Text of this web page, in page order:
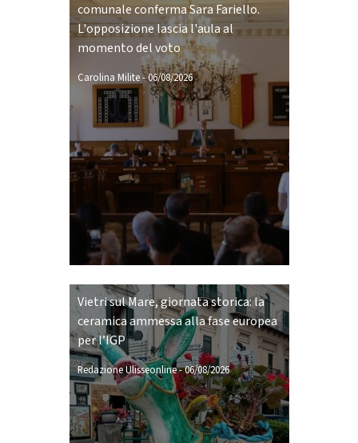
comunale conferma Sara Fariello.
L'opposizione lascia l'aula al
momento del voto
Carolina Milite-06/08/2026
Vietri sul Mare, giornata storica: la
ceramica ammessa alla fase europea
per l’IGP
Redazione Ulisseonline-06/08/2026